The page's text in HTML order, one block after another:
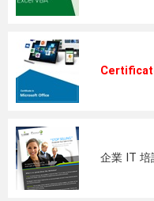
企業 IT 培